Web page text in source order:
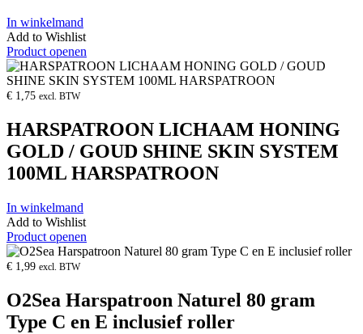
In winkelmand
Add to Wishlist
Product openen
€ 1,75 excl. BTW
HARSPATROON LICHAAM HONING
GOLD / GOUD SHINE SKIN SYSTEM
100ML HARSPATROON
In winkelmand
Add to Wishlist
Product openen
€ 1,99 excl. BTW
O2Sea Harspatroon Naturel 80 gram
Type C en E inclusief roller